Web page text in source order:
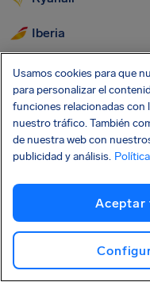
Iberia
Vueling
Wizz Air
EasyJet
KLM Airlines
Usamos cookies para que
para personalizar el
funciones relacionadas con
nuestro tráfico. También
de nuestra web con
publicidad y análisis.
Aceptar